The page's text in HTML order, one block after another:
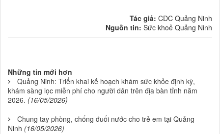
Tác giả: CDC Quảng Ninh
Nguồn tin: Sức khoẻ Quảng Ninh
Những tin mới hơn
Quảng Ninh: Triển khai kế hoạch khám sức khỏe định kỳ,
khám sàng lọc miễn phí cho người dân trên địa bàn tỉnh năm
2026. (16/05/2026)
Chung tay phòng, chống đuối nước cho trẻ em tại Quảng
Ninh (16/05/2026)